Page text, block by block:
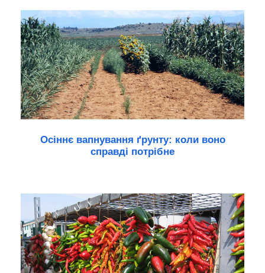
Осіннє вапнування ґрунту: коли воно
справді потрібне